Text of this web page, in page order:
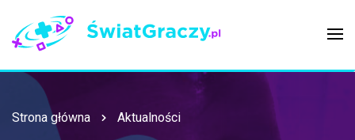
Strona główna Aktualności